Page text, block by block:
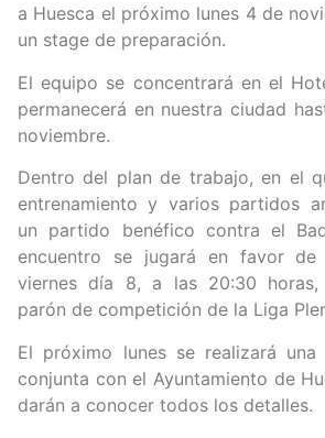
a Huesca el próximo lunes 4 de
un stage de preparación.
El equipo se concentrará en el
permanecerá en nuestra ciudad
noviembre.
Dentro del plan de trabajo, en el
entrenamiento y varios partidos
un partido benéfico contra el
encuentro se jugará en favor de
viernes día 8, a las 20:30 horas,
parón de competición de la Liga
El próximo lunes se realizará una
conjunta con el Ayuntamiento de
darán a conocer todos los detalles.